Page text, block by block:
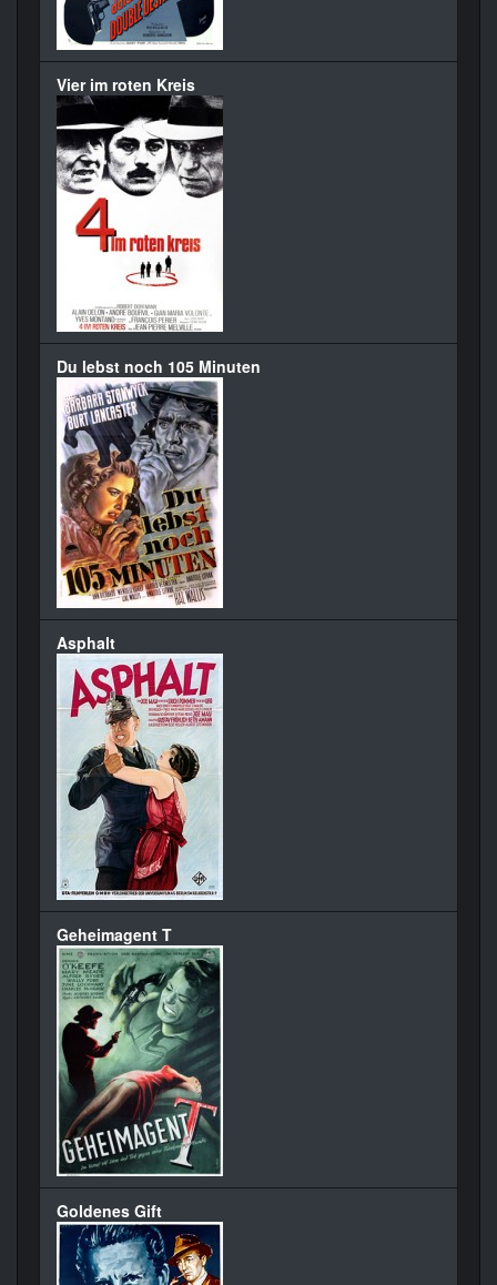
Vier im roten Kreis
Du lebst noch 105 Minuten
Asphalt
Geheimagent T
Goldenes Gift